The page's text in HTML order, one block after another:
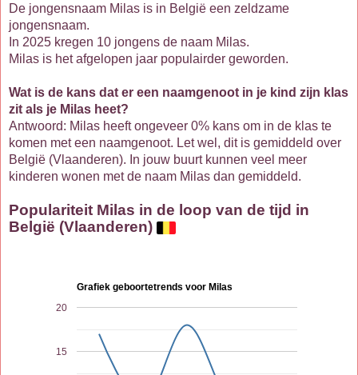
De jongensnaam Milas is in België een zeldzame
jongensnaam.
In 2025 kregen 10 jongens de naam Milas.
Milas is het afgelopen jaar populairder geworden.
Wat is de kans dat er een naamgenoot in je kind zijn klas
zit als je Milas heet?
Antwoord: Milas heeft ongeveer 0% kans om in de klas te
komen met een naamgenoot. Let wel, dit is gemiddeld over
België (Vlaanderen). In jouw buurt kunnen veel meer
kinderen wonen met de naam Milas dan gemiddeld.
Populariteit Milas in de loop van de tijd in
België (Vlaanderen)
Grafiek geboortetrends voor Milas
15
20